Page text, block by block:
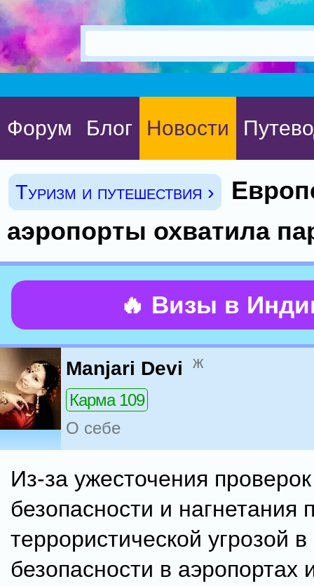
Форум Блог Новости
Туризм и путешествия ›
аэропорты охватила
🔥 Визы в
Manjari Devi ж
Карма 109
О себе
Из-за ужесточения проверок
безопасности и нагнетания
террористической угрозой
безопасности в аэропортах